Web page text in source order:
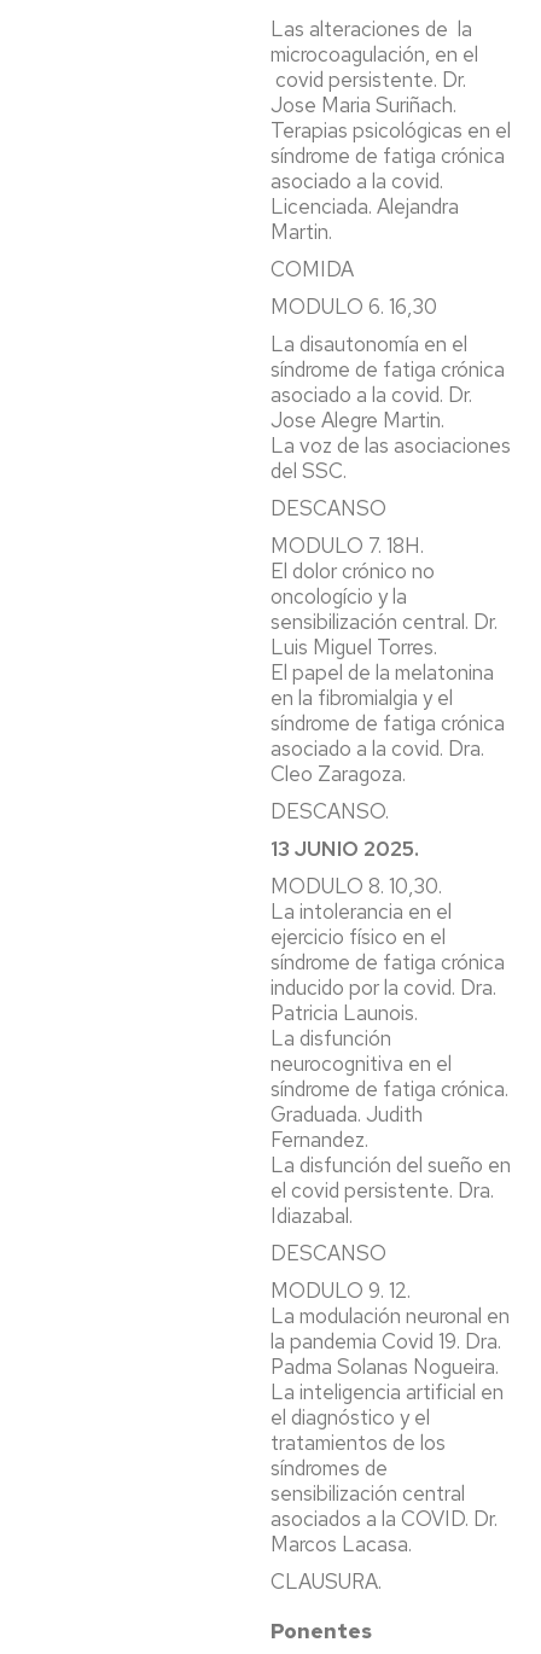
Las alteraciones de la
microcoagulación, en el
covid persistente. Dr.
Jose Maria Suriñach.
Terapias psicológicas en el
síndrome de fatiga crónica
asociado a la covid.
Licenciada. Alejandra
Martin.
COMIDA
MODULO 6. 16,30
La disautonomía en el
síndrome de fatiga crónica
asociado a la covid. Dr.
Jose Alegre Martin.
La voz de las asociaciones
del SSC.
DESCANSO
MODULO 7. 18H.
El dolor crónico no
oncologício y la
sensibilización central. Dr.
Luis Miguel Torres.
El papel de la melatonina
en la fibromialgia y el
síndrome de fatiga crónica
asociado a la covid. Dra.
Cleo Zaragoza.
DESCANSO.
13 JUNIO 2025.
MODULO 8. 10,30.
La intolerancia en el
ejercicio físico en el
síndrome de fatiga crónica
inducido por la covid. Dra.
Patricia Launois.
La disfunción
neurocognitiva en el
síndrome de fatiga crónica.
Graduada. Judith
Fernandez.
La disfunción del sueño en
el covid persistente. Dra.
Idiazabal.
DESCANSO
MODULO 9. 12.
La modulación neuronal en
la pandemia Covid 19. Dra.
Padma Solanas Nogueira.
La inteligencia artificial en
el diagnóstico y el
tratamientos de los
síndromes de
sensibilización central
asociados a la COVID. Dr.
Marcos Lacasa.
CLAUSURA.
Ponentes